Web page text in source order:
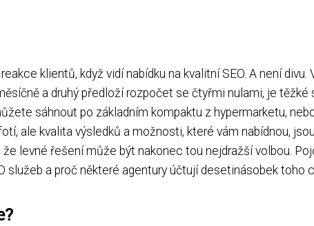
klientů, když vidí nabídku na kvalitní SEO. A není divu.
a druhý předloží rozpočet se čtyřmi nulami, je těžké
sáhnout po základním kompaktu z hypermarketu,
ale kvalita výsledků a možnosti, které vám nabídnou,
že levné řešení může být nakonec tou nejdražší volbou.
služeb a proč některé agentury účtují desetinásobek toho